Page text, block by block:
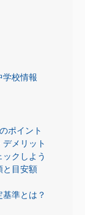
学校情報
ポイント
メリット
クしよう
と目安額
準とは？